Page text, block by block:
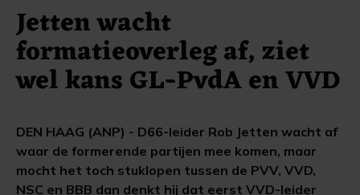
Jetten wacht
formatieoverleg af, ziet
wel kans GL-PvdA en VVD
DEN HAAG (ANP) - D66-leider Rob Jetten wacht af
waar de formerende partijen mee komen, maar
mocht het toch stuklopen tussen de PVV, VVD,
NSC en BBB dan denkt hij dat eerst VVD-leider